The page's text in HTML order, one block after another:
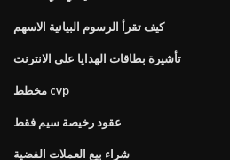
كيف تقرأ الرسوم البيانية الاسهم
تأشيرة بطاقات الهدايا على الانترنت
مخطط cvp
عقود رخيصة سيم فقط
شراء بيع العملات الفضية